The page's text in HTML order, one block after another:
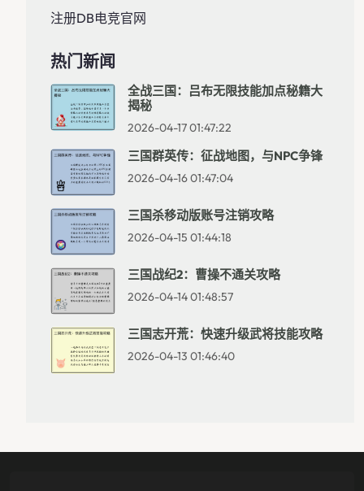
注册DB电竞官网
热门新闻
全战三国：吕布无限技能加点秘籍大
揭秘
2026-04-17 01:47:22
三国群英传：征战地图，与NPC争锋
2026-04-16 01:47:04
三国杀移动版账号注销攻略
2026-04-15 01:44:18
三国战纪2：曹操不通关攻略
2026-04-14 01:48:57
三国志开荒：快速升级武将技能攻略
2026-04-13 01:46:40